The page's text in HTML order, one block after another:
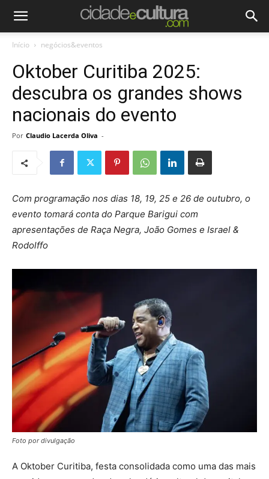
Início negócios&eventos
Oktober Curitiba 2025:
descubra os grandes shows
nacionais do evento
Por Claudio Lacerda Oliva -
Com programação nos dias 18, 19, 25 e 26 de outubro, o
evento tomará conta do Parque Barigui com
apresentações de Raça Negra, João Gomes e Israel &
Rodolffo
Foto por divulgação
A Oktober Curitiba, festa consolidada como uma das mais